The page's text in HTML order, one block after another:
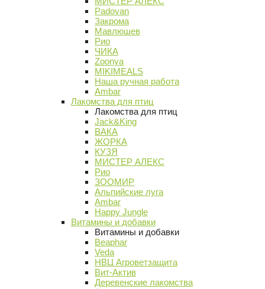
Padovan
Закрома
Мавлюшев
Рио
ЧИКА
Zoonya
MIKIMEALS
Наша ручная работа
Ambar
Лакомства для птиц
Лакомства для птиц
Jack&King
ВАКА
ЖОРКА
КУЗЯ
МИСТЕР АЛЕКС
Рио
ЗООМИР
Альпийские луга
Ambar
Happy Jungle
Витамины и добавки
Витамины и добавки
Beaphar
Veda
НВЦ Агроветзащита
Вит-Актив
Деревенские лакомства